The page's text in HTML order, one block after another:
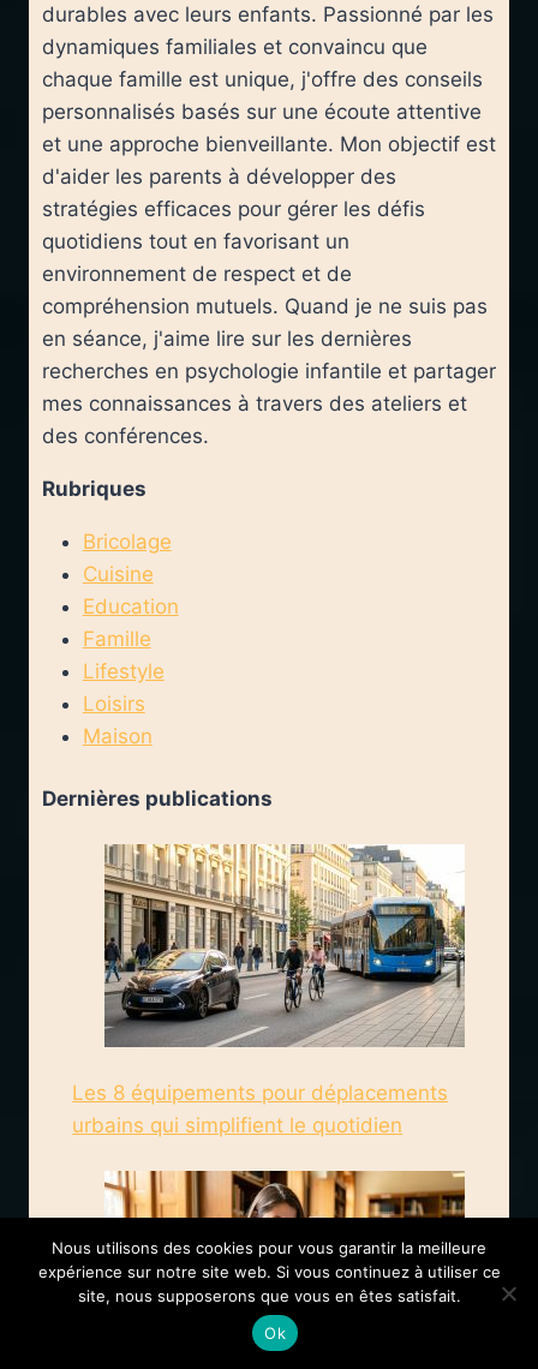
durables avec leurs enfants. Passionné par les
dynamiques familiales et convaincu que
chaque famille est unique, j'offre des conseils
personnalisés basés sur une écoute attentive
et une approche bienveillante. Mon objectif est
d'aider les parents à développer des
stratégies efficaces pour gérer les défis
quotidiens tout en favorisant un
environnement de respect et de
compréhension mutuels. Quand je ne suis pas
en séance, j'aime lire sur les dernières
recherches en psychologie infantile et partager
mes connaissances à travers des ateliers et
des conférences.
Rubriques
Bricolage
Cuisine
Education
Famille
Lifestyle
Loisirs
Maison
Dernières publications
Les 8 équipements pour déplacements
urbains qui simplifient le quotidien
Nous utilisons des cookies pour vous garantir la meilleure
expérience sur notre site web. Si vous continuez à utiliser ce
site, nous supposerons que vous en êtes satisfait.
Ok